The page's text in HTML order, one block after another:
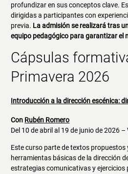
profundizar en sus conceptos clave.
dirigidas a participantes con
previa. La admisión se realizará tras
equipo pedagógico para garantizar el
Cápsulas
Primavera 2026
Introducción a la dirección escénica:
Con Rubén Romero
Del 10 de abril al 19 de junio de 2026 –
Este curso parte de textos
herramientas básicas de la dirección
estrategias comunicativas y ejercicios